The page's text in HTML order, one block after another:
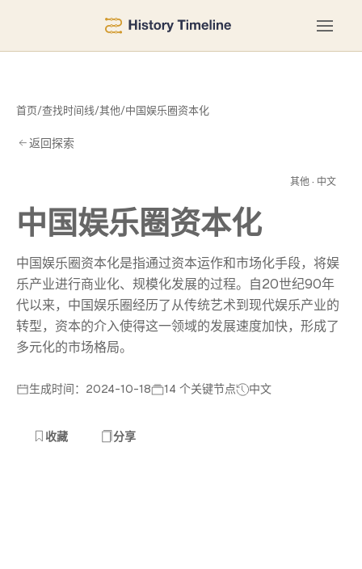
首页/查找时间线/其他/中国娱乐圈资本化
返回探索
其他 · 中文
中国娱乐圈资本化
中国娱乐圈资本化是指通过资本运作和市场化手段，将娱
乐产业进行商业化、规模化发展的过程。自20世纪90年
代以来，中国娱乐圈经历了从传统艺术到现代娱乐产业的
转型，资本的介入使得这一领域的发展速度加快，形成了
多元化的市场格局。
生成时间：2024-10-18 14 个关键节点 中文
收藏 分享